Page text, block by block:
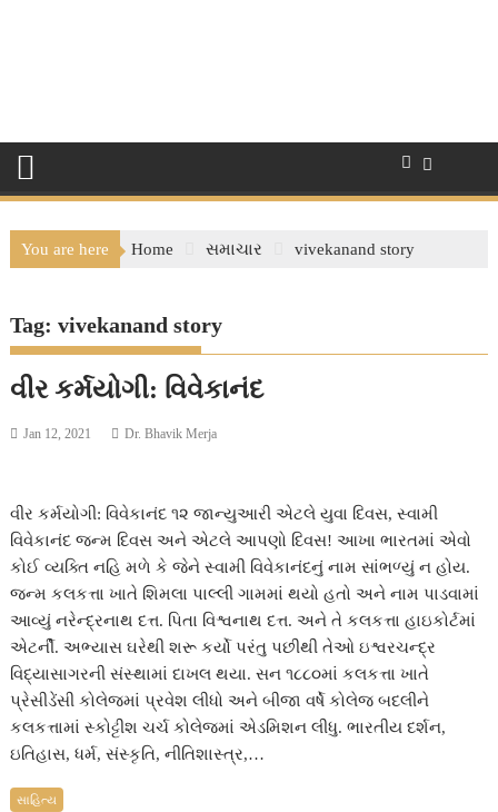
You are here Home સમાચાર vivekanand story
Tag:vivekanand story
વીર કર્મયોગી: વિવેકાનંદ
Jan 12, 2021 Dr. Bhavik Merja
વીર કર્મયોગી: વિવેકાનંદ ૧૨ જાન્યુઆરી એટલે યુવા દિવસ, સ્વામી
વિવેકાનંદ જન્મ દિવસ અને એટલે આપણો દિવસ! આખા ભારતમાં એવો
કોઈ વ્યક્તિ નહિ મળે કે જેને સ્વામી વિવેકાનંદનું નામ સાંભળ્યું ન હોય.
જન્મ કલકત્તા ખાતે શિમલા પાલ્લી ગામમાં થયો હતો અને નામ પાડવામાં
આવ્યું નરેન્દ્રનાથ દત્ત. પિતા વિશ્વનાથ દત્ત. અને તે કલકત્તા હાઇકોર્ટમાં
એટર્ની. અભ્યાસ ઘરેથી શરૂ કર્યો પરંતુ પછીથી તેઓ ઇશ્વરચન્દ્ર
વિદ્યાસાગરની સંસ્થામાં દાખલ થયા. સન ૧૮૮૦માં કલકત્તા ખાતે
પ્રેસીડેંસી કોલેજમાં પ્રવેશ લીધો અને બીજા વર્ષે કોલેજ બદલીને
કલકત્તામાં સ્કોટ્ટીશ ચર્ચ કોલેજમાં એડમિશન લીધુ. ભારતીય દર્શન,
ઇતિહાસ, ધર્મ, સંસ્કૃતિ, નીતિશાસ્ત્ર,…
સાહિત્ય